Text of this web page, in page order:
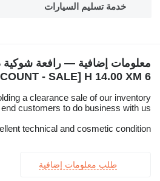
خدمة تسليم السيارات
- SALE] H 14.00 XM 6
a clearance sale of our inventory.
customers to do business with us.
technical and cosmetic condition.
طلب معلومات إضافية